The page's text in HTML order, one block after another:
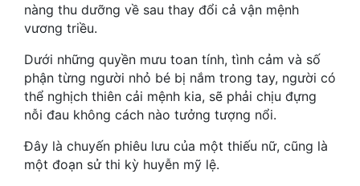
Huyền Huyễn
Huyền Nghi
Huyền Ảo
Hài Hước
Hệ Thống
nàng thu dưỡng về sau thay đổi cả vận mệnh
vương triều.
Dưới những quyền mưu toan tính, tình cảm và số
phận từng người nhỏ bé bị nắm trong tay, người có
thể nghịch thiên cải mệnh kia, sẽ phải chịu đựng
nỗi đau không cách nào tưởng tượng nổi.
Đây là chuyến phiêu lưu của một thiếu nữ, cũng là
một đoạn sử thi kỳ huyễn mỹ lệ.